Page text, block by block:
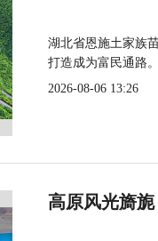
湖北省恩施土家族
打造成为富民通路。
2026-08-06 13:26
高原风光旖旎